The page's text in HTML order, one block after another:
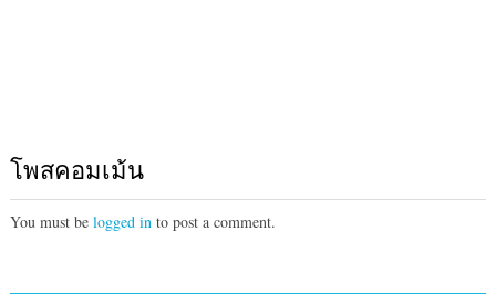
โพสคอมเม้น
You must be logged into post a comment.